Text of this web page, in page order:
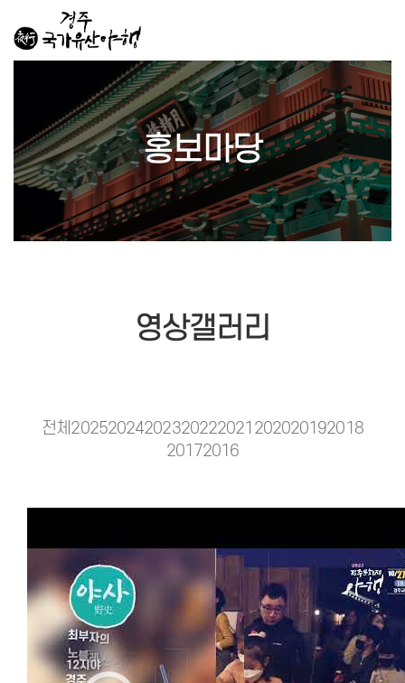
홍보마당
영상갤러리
전체 20252024202320222021 202020192018
20172016